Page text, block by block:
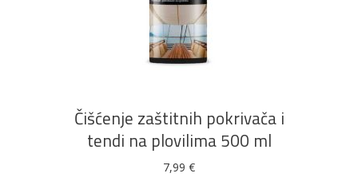
DODAJ U KOŠARICU
Čišćenje zaštitnih pokrivača i
tendi na plovilima 500 ml
7,99 €